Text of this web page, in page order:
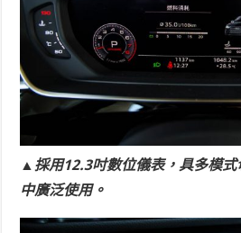
▲採用12.3吋數位儀表，具多模式
中廣泛使用。